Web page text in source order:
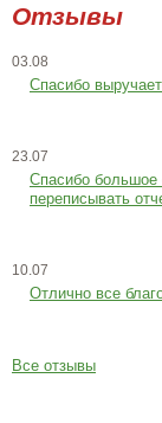
Отзывы
03.08
Спасибо
23.07
Cпасибо большое
переписывать
10.07
Отлично все
Все отзывы